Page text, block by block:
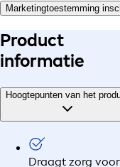
Marketingtoestemming
Product
informatie
Hoogtepunten van het
Draagt zorg